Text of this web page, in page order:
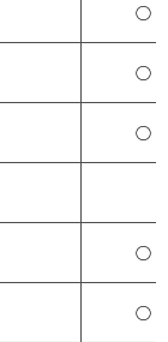
○
○
○
○
○